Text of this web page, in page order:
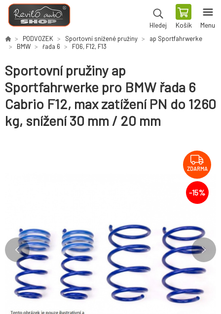
Hledej Košík Menu
PODVOZEK Sportovní snížené pružiny
ap Sportfahrwerke
BMW
řada 6 F06, F12, F13
Sportovní pružiny ap
Sportfahrwerke pro BMW řada 6
Cabrio F12, max zatížení PN do 1260
kg, snížení 30 mm / 20 mm
ZDARMA
-15%